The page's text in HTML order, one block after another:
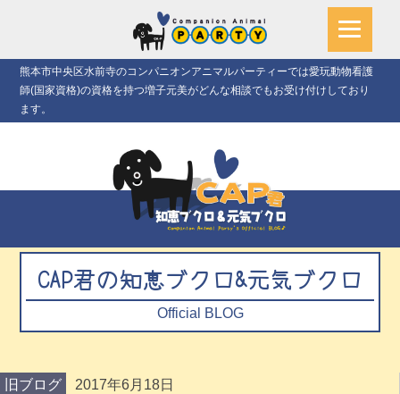
熊本市中央区水前寺のコンパニオンアニマルパーティーでは愛玩動物看護
師(国家資格)の資格を持つ増子元美がどんな相談でもお受け付けしており
ます。
CAP君の知恵ブクロ&元気ブクロ
Official BLOG
旧ブログ 2017年6月18日